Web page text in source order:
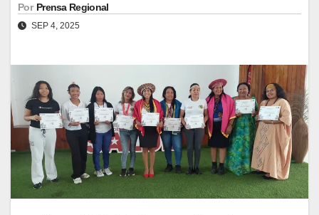
Por Prensa Regional
SEP 4, 2025